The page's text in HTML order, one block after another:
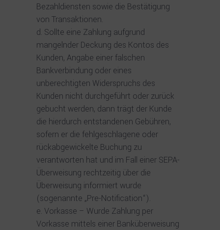
Bezahldiensten sowie die Bestätigung
von Transaktionen.
Sollte eine Zahlung aufgrund
mangelnder Deckung des Kontos des
Kunden, Angabe einer falschen
Bankverbindung oder eines
unberechtigten Widerspruchs des
Kunden nicht durchgeführt oder zurück
gebucht werden, dann trägt der Kunde
die hierdurch entstandenen Gebühren,
sofern er die fehlgeschlagene oder
rückabgewickelte Buchung zu
verantworten hat und im Fall einer SEPA-
Überweisung rechtzeitig über die
Überweisung informiert wurde
(sogenannte „Pre-Notification“).
Vorkasse – Wurde Zahlung per
Vorkasse mittels einer Banküberweisung